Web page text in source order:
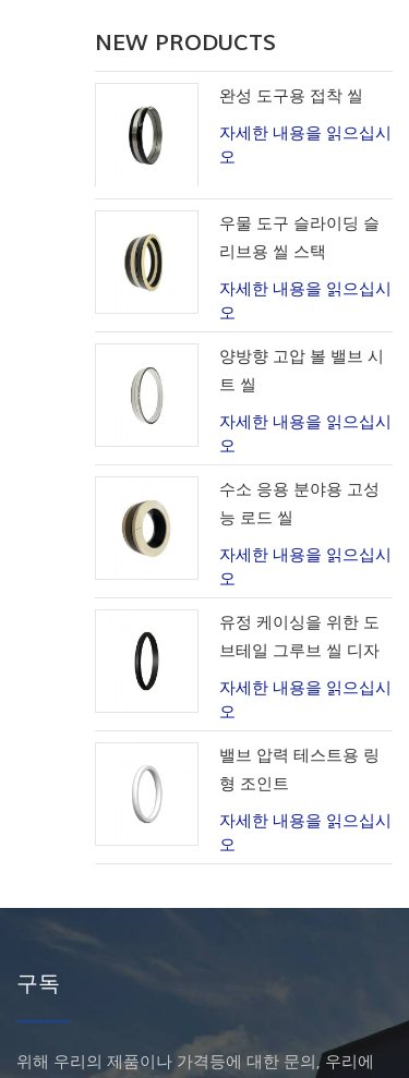
NEW PRODUCTS
완성 도구용 접착 씰
자세한 내용을 읽으십시
오
우물 도구 슬라이딩 슬
리브용 씰 스택
자세한 내용을 읽으십시
오
양방향 고압 볼 밸브 시
트 씰
자세한 내용을 읽으십시
오
수소 응용 분야용 고성
능 로드 씰
자세한 내용을 읽으십시
오
유정 케이싱을 위한 도
브테일 그루브 씰 디자
인
자세한 내용을 읽으십시
오
밸브 압력 테스트용 링
형 조인트
자세한 내용을 읽으십시
오
구독
위해 우리의 제품이나 가격등에 대한 문의, 우리에